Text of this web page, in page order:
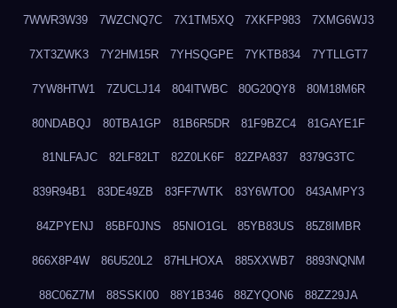
7WWR3W39 7WZCNQ7C 7X1TM5XQ 7XKFP983 7XMG6WJ3
7XT3ZWK3 7Y2HM15R 7YHSQGPE 7YKTB834 7YTLLGT7
7YW8HTW1 7ZUCLJ14 804ITWBC 80G20QY8 80M18M6R
80NDABQJ 80TBA1GP 81B6R5DR 81F9BZC4 81GAYE1F
81NLFAJC 82LF82LT 82Z0LK6F 82ZPA837 8379G3TC
839R94B1 83DE49ZB 83FF7WTK 83Y6WTO0 843AMPY3
84ZPYENJ 85BF0JNS 85NIO1GL 85YB83US 85Z8IMBR
866X8P4W 86U520L2 87HLHOXA 885XXWB7 8893NQNM
88C06Z7M 88SSKI00 88Y1B346 88ZYQON6 88ZZ29JA